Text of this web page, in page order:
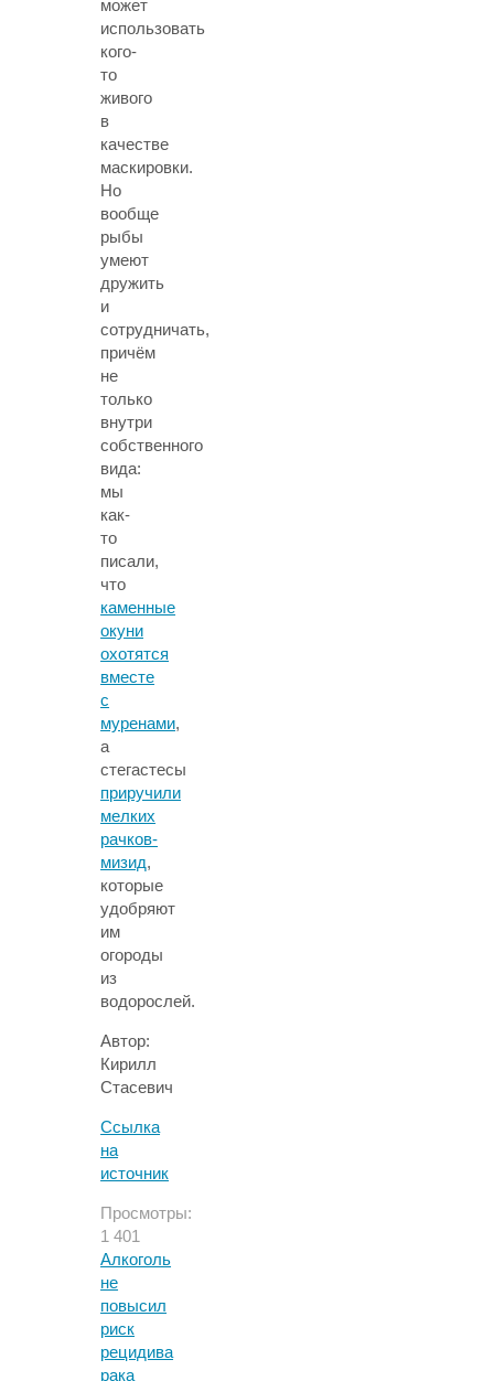
может
использовать
кого-
то
живого
в
качестве
маскировки.
Но
вообще
рыбы
умеют
дружить
и
сотрудничать,
причём
не
только
внутри
собственного
вида:
мы
как-
то
писали,
что
каменные
окуни
охотятся
вместе
с
муренами,
а
стегастесы
приручили
мелких
рачков-
мизид,
которые
удобряют
им
огороды
из
водорослей.
Автор:
Кирилл
Стасевич
Ссылка
на
источник
Просмотры:
1 401
Алкоголь
не
повысил
риск
рецидива
рака